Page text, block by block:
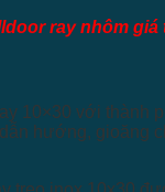
ray nhôm giá
10×30 với thành
hướng,